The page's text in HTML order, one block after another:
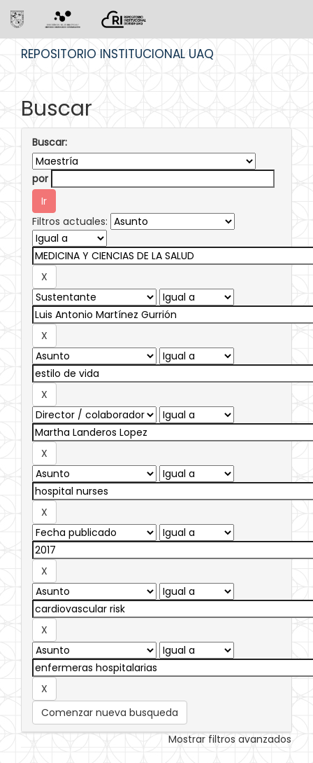
REPOSITORIO INSTITUCIONAL UAQ
Buscar
Buscar:
por
Filtros actuales:
Comenzar nueva busqueda
Mostrar filtros avanzados